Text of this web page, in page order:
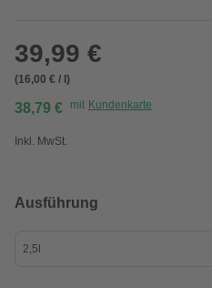
39,99 €
(16,00 € / l)
38,79 € mit Kundenkarte
Inkl. MwSt.
Ausführung
2,5l